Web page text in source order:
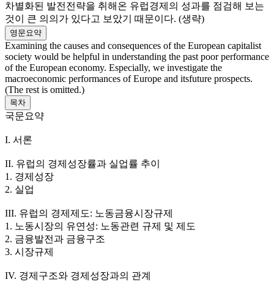
차별화된 발전전략을 취해온 유럽경제의 성과를 점검해 보는
것이 큰 의의가 있다고 보았기 때문이다. (생략)
영문요약
Examining the causes and consequences of the European capitalist
society would be helpful in understanding the past poor performance
of the European economy. Especially, we investigate the
macroeconomic performances of Europe and itsfuture prospects.
(The rest is omitted.)
목차
국문요약
I. 서론
II. 유럽의 경제성장률과 실업률 추이
1. 경제성장
2. 실업
III. 유럽의 경제제도: 노동금융시장규제
1. 노동시장의 유연성: 노동관련 규제 및 제도
2. 금융발전과 금융구조
3. 시장규제
IV. 경제구조와 경제성장과의 관계